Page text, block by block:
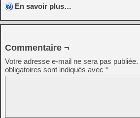
En savoir plus…
Commentaire ¬
Votre adresse e-mail ne sera pas publiée.
obligatoires sont indiqués avec *